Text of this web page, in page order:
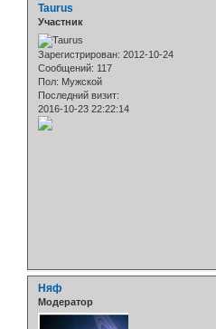
Taurus
Участник
Зарегистрирован: 2012-10-24
Сообщений: 117
Пол: Мужской
Последний визит:
2016-10-23 22:22:14
Няф
Модератор